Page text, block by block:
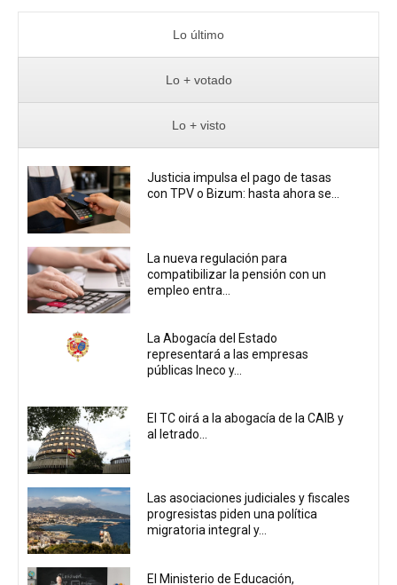
Lo último
Lo + votado
Lo + visto
Justicia impulsa el pago de tasas
con TPV o Bizum: hasta ahora se...
La nueva regulación para
compatibilizar la pensión con un
empleo entra...
La Abogacía del Estado
representará a las empresas
públicas Ineco y...
El TC oirá a la abogacía de la CAIB y
al letrado...
Las asociaciones judiciales y fiscales
progresistas piden una política
migratoria integral y...
El Ministerio de Educación,